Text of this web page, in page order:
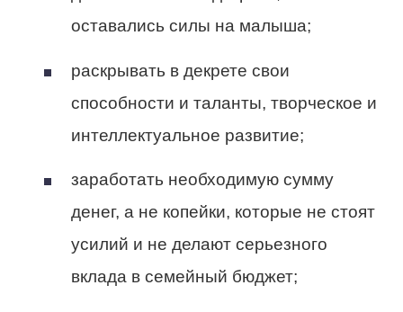
оставались силы на малыша;
раскрывать в декрете свои
способности и таланты, творческое и
интеллектуальное развитие;
заработать необходимую сумму
денег, а не копейки, которые не стоят
усилий и не делают серьезного
вклада в семейный бюджет;